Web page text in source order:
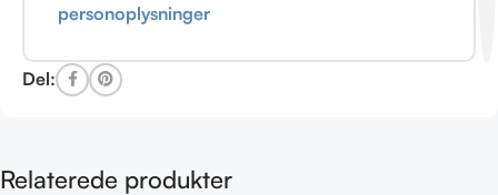
personoplysninger
Del:
Relaterede produkter